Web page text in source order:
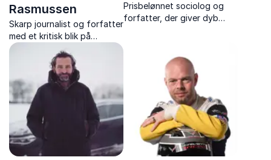
Rasmussen
Skarp journalist og forfatter
med et kritisk blik på
samfundet. Engageret
debattør, der dykker ned i
aktuelle emner med indsigt
og nysgerrighed.
Prisbelønnet sociolog og
forfatter, der giver dyb